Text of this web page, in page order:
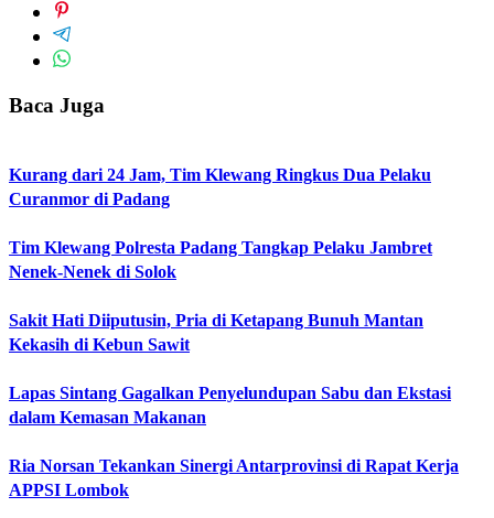
Baca Juga
Kurang dari 24 Jam, Tim Klewang Ringkus Dua Pelaku
Curanmor di Padang
Tim Klewang Polresta Padang Tangkap Pelaku Jambret
Nenek-Nenek di Solok
Sakit Hati Diiputusin, Pria di Ketapang Bunuh Mantan
Kekasih di Kebun Sawit
Lapas Sintang Gagalkan Penyelundupan Sabu dan Ekstasi
dalam Kemasan Makanan
Ria Norsan Tekankan Sinergi Antarprovinsi di Rapat Kerja
APPSI Lombok